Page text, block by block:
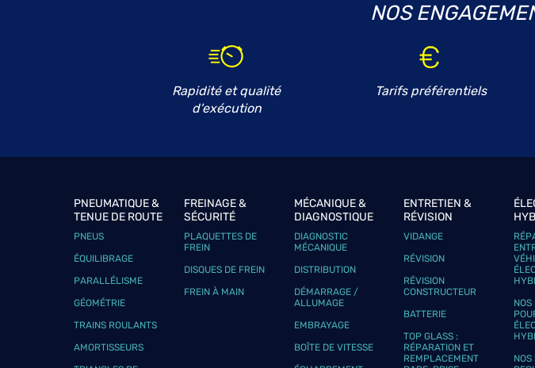
995 Avenue de Bredasque
13090 AIX-EN-PROVENCE
Téléphone
14.3 km
GARAGE S.A.M.
13100 AIX EN PROVENCE
Fermé aujourd'hui
Téléphone
Voir plus
8
14.31
GARAGE BINDA
5 Traverse Notre Dame
13100 AIX EN PROVENCE
NOS
Rapidité et qualité
d'exécution
Tarifs préférentiels
PNEUMATIQUE &
TENUE DE ROUTE
PNEUS
ÉQUILIBRAGE
PARALLÉLISME
GÉOMÉTRIE
TRAINS ROULANTS
AMORTISSEURS
FREINAGE &
SÉCURITÉ
PLAQUETTES DE
FREIN
DISQUES DE FREIN
FREIN À MAIN
MÉCANIQUE &
DIAGNOSTIQUE
DIAGNOSTIC
MÉCANIQUE
DISTRIBUTION
DÉMARRAGE /
ALLUMAGE
EMBRAYAGE
BOÎTE DE VITESSE
ENTRETIEN &
RÉVISION
VIDANGE
RÉVISION
RÉVISION
CONSTRUCTEUR
BATTERIE
TOP GLASS :
RÉPARATION ET
REMPLACEMENT
NOS
NOS